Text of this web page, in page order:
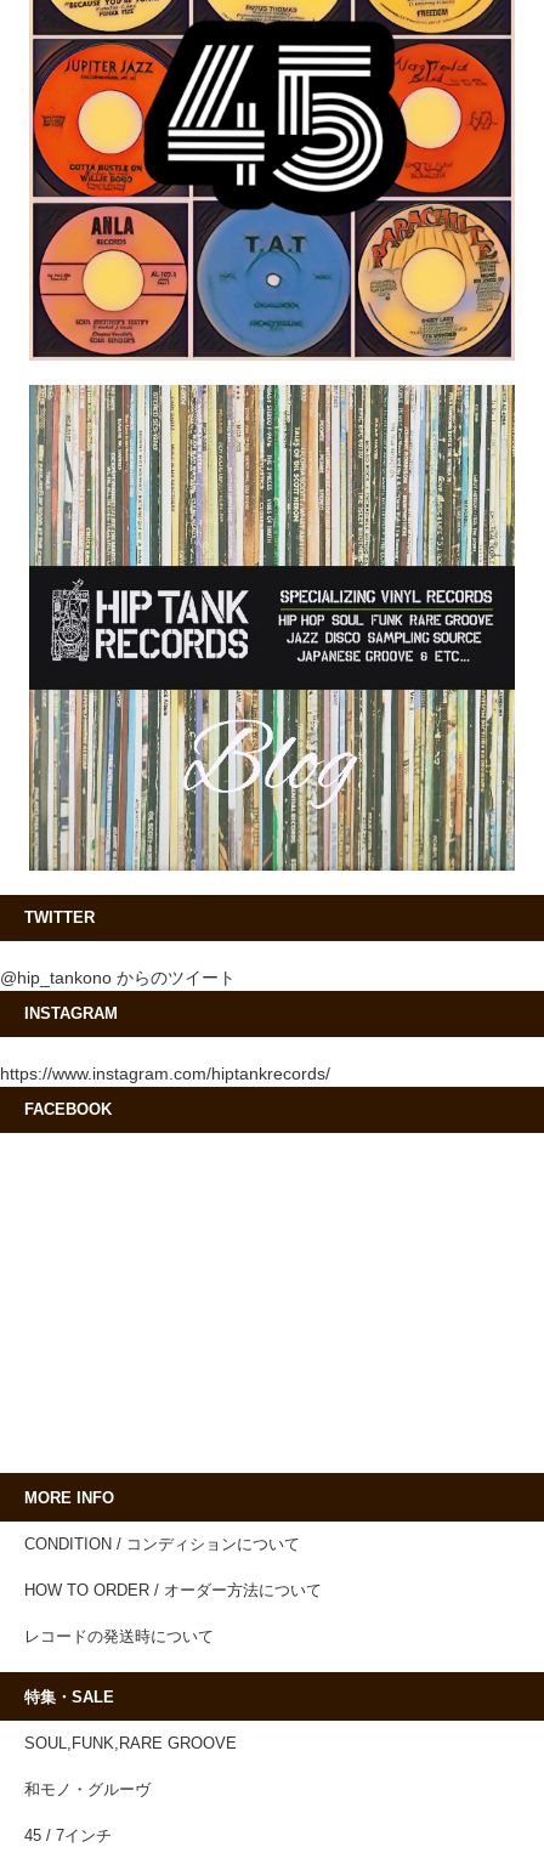
TWITTER
@hip_tankono からのツイート
INSTAGRAM
https://www.instagram.com/hiptankrecords/
FACEBOOK
MORE INFO
CONDITION / コンディションについて
HOW TO ORDER / オーダー方法について
レコードの発送時について
特集・SALE
SOUL,FUNK,RARE GROOVE
和モノ・グルーヴ
45 / 7インチ